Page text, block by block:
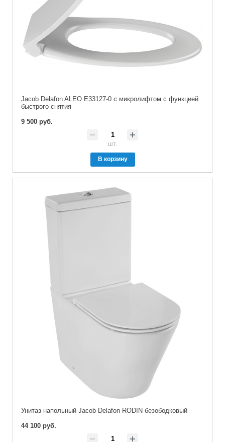
Jacob Delafon ALEO E33127-0 с микролифтом с функцией
быстрого снятия
9 500 руб.
шт.
В корзину
Унитаз напольный Jacob Delafon RODIN безободковый
44 100 руб.